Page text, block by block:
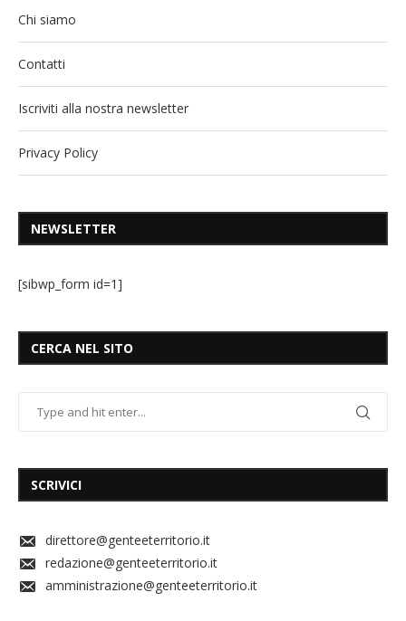
Chi siamo
Contatti
Iscriviti alla nostra newsletter
Privacy Policy
NEWSLETTER
[sibwp_form id=1]
CERCA NEL SITO
SCRIVICI
direttore@genteeterritorio.it
redazione@genteeterritorio.it
amministrazione@genteeterritorio.it